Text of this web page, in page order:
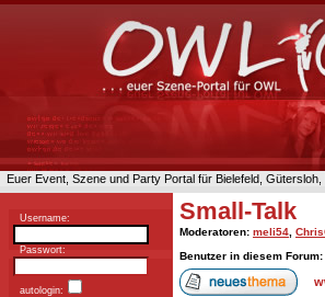
Euer Event, Szene und Party Portal für Bielefeld,
Username:
Passwort:
autologin:
Small-Talk
Moderatoren: meli54
Benutzer in diesem